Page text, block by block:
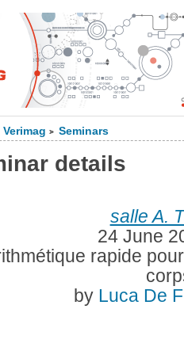
Verimag > Seminars
details
salle A.
24 June
rapide
by Luca De